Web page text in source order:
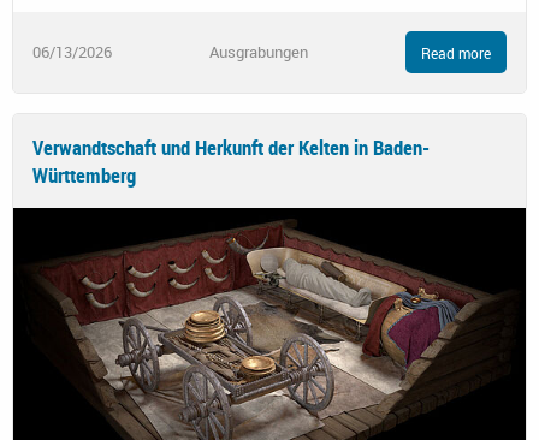
06/13/2026 Ausgrabungen Read more
Verwandtschaft und Herkunft der Kelten in Baden-
Württemberg